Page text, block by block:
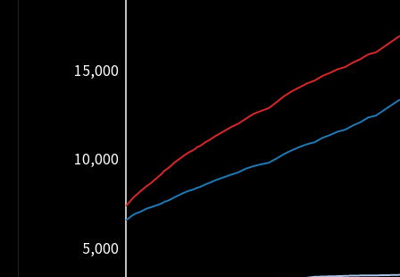
5,000
10,000
15,000